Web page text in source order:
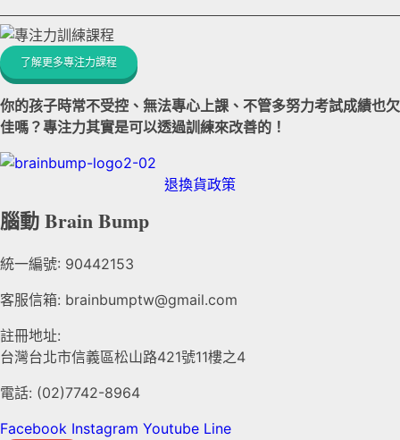
了解更多專注力課程
你的孩子時常不受控、無法專心上課、不管多努力考試成績也欠
佳嗎？專注力其實是可以透過訓練來改善的！
退換貨政策
腦動 Brain Bump
統一編號: 90442153
客服信箱: brainbumptw@gmail.com
註冊地址:
台灣台北市信義區松山路421號11樓之4
電話: (02)7742-8964
Facebook Instagram Youtube Line